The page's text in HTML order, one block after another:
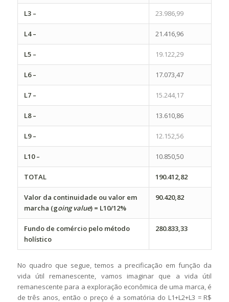
L3 – 23.986,99
L4 – 21.416,96
L5 – 19.122,29
L6 – 17.073,47
L7 – 15.244,17
L8 – 13.610,86
L9 – 12.152,56
L10 – 10.850,50
TOTAL 190.412,82
Valor da continuidade ou valor em
marcha (going value) = L10/12%
90.420,82
Fundo de comércio pelo método
holístico
280.833,33
No quadro que segue, temos a precificação em função da
vida útil remanescente, vamos imaginar que a vida útil
remanescente para a exploração econômica de uma marca, é
de três anos, então o preço é a somatória do L1+L2+L3 = R$